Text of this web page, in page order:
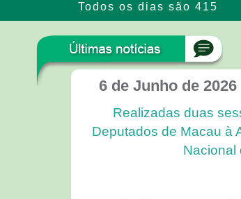
Todos os dias são 415
6 de Junho de 2026
Realizadas duas
Deputados de Macau à
Nacional